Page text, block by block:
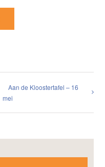
Aan de Kloostertafel – 16
mei